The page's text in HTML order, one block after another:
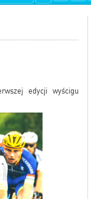
edycji wyścigu